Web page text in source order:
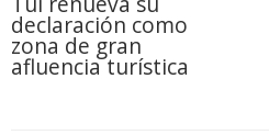
declaración como
zona de gran
afluencia turística